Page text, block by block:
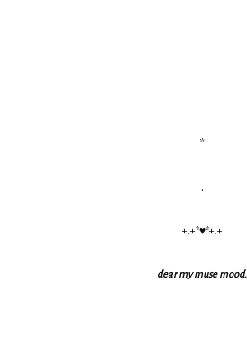
*
.
+.+*♥*+.+
dear my muse mood.